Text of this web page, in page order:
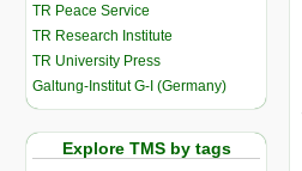
TR Peace Service
TR Research Institute
TR University Press
Galtung-Institut G-I (Germany)
Explore TMS by tags